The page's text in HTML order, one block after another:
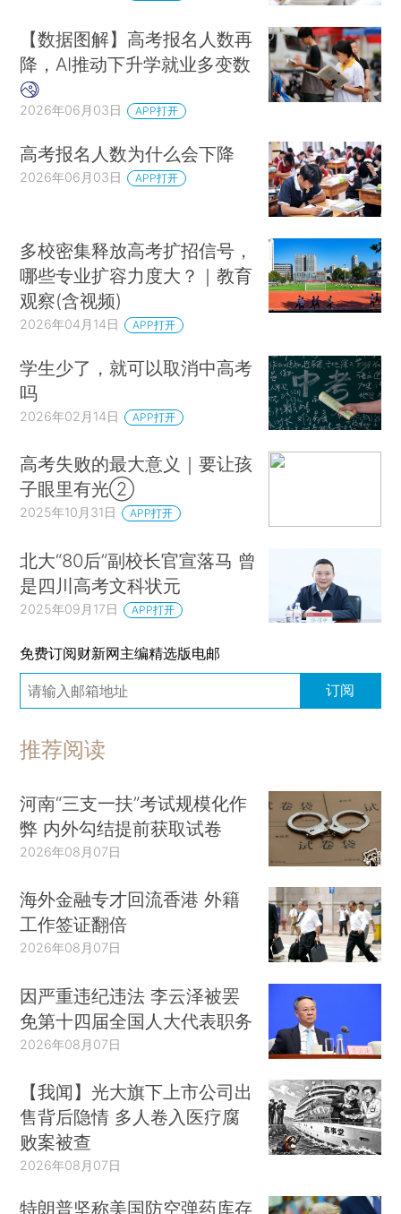
【数据图解】高考报名人数再
降，AI推动下升学就业多变数
2026年06月03日 APP打开
高考报名人数为什么会下降
2026年06月03日 APP打开
多校密集释放高考扩招信号，
哪些专业扩容力度大？｜教育
观察(含视频)
2026年04月14日 APP打开
学生少了，就可以取消中高考
吗
2026年02月14日 APP打开
高考失败的最大意义｜要让孩
子眼里有光②
2025年10月31日 APP打开
北大“80后”副校长官宣落马 曾
是四川高考文科状元
2025年09月17日 APP打开
免费订阅财新网主编精选版电邮
订阅
推荐阅读
河南“三支一扶”考试规模化作
弊 内外勾结提前获取试卷
2026年08月07日
海外金融专才回流香港 外籍
工作签证翻倍
2026年08月07日
因严重违纪违法 李云泽被罢
免第十四届全国人大代表职务
2026年08月07日
【我闻】光大旗下上市公司出
售背后隐情 多人卷入医疗腐
败案被查
2026年08月07日
特朗普坚称美国防空弹药库存